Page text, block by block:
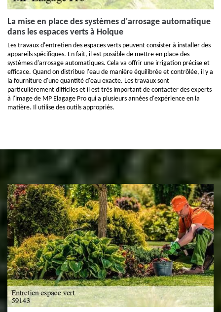
La mise en place des systèmes d'arrosage automatique
dans les espaces verts à Holque
Les travaux d'entretien des espaces verts peuvent consister à installer des
appareils spécifiques. En fait, il est possible de mettre en place des
systèmes d'arrosage automatiques. Cela va offrir une irrigation précise et
efficace. Quand on distribue l'eau de manière équilibrée et contrôlée, il y a
la fourniture d'une quantité d'eau exacte. Les travaux sont
particulièrement difficiles et il est très important de contacter des experts
à l'image de MP Elagage Pro qui a plusieurs années d'expérience en la
matière. Il utilise des outils appropriés.